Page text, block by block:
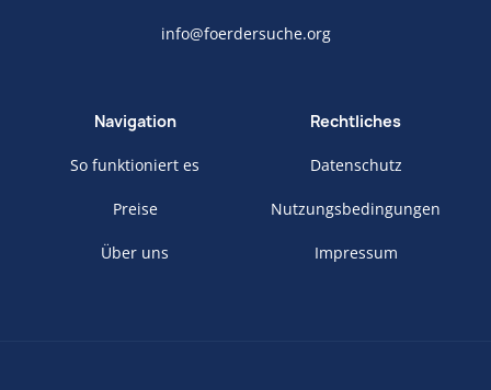
info@foerdersuche.org
Navigation
So funktioniert es
Preise
Über uns
Rechtliches
Datenschutz
Nutzungsbedingungen
Impressum